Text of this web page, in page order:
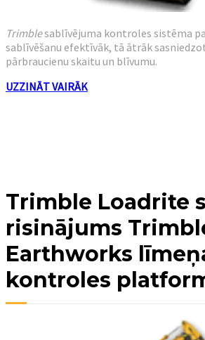
Trimblesablīvējuma kontroles sistēma
sablīvēšanu efektīvāk, tā ātrāk
pārbraucienu skaitu un blīvumu.
UZZINĀT VAIRĀK
Trimble Loadrite
risinājums
Earthworks
kontroles